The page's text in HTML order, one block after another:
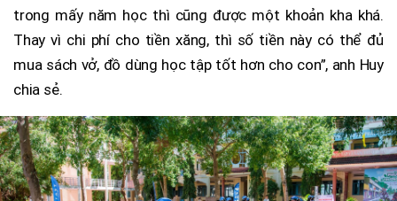
trong mấy năm học thì cũng được một khoản kha khá.
Thay vì chi phí cho tiền xăng, thì số tiền này có thể đủ
mua sách vở, đồ dùng học tập tốt hơn cho con”, anh Huy
chia sẻ.